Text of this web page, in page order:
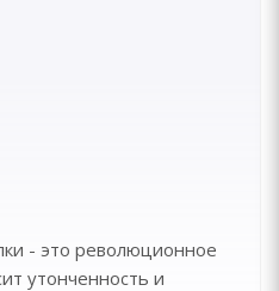
- это революционное
утонченность и